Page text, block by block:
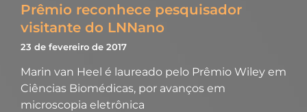
Prêmio reconhece pesquisador
visitante do LNNano
23 de fevereiro de 2017
Marin van Heel é laureado pelo Prêmio Wiley em
Ciências Biomédicas, por avanços em
microscopia eletrônica